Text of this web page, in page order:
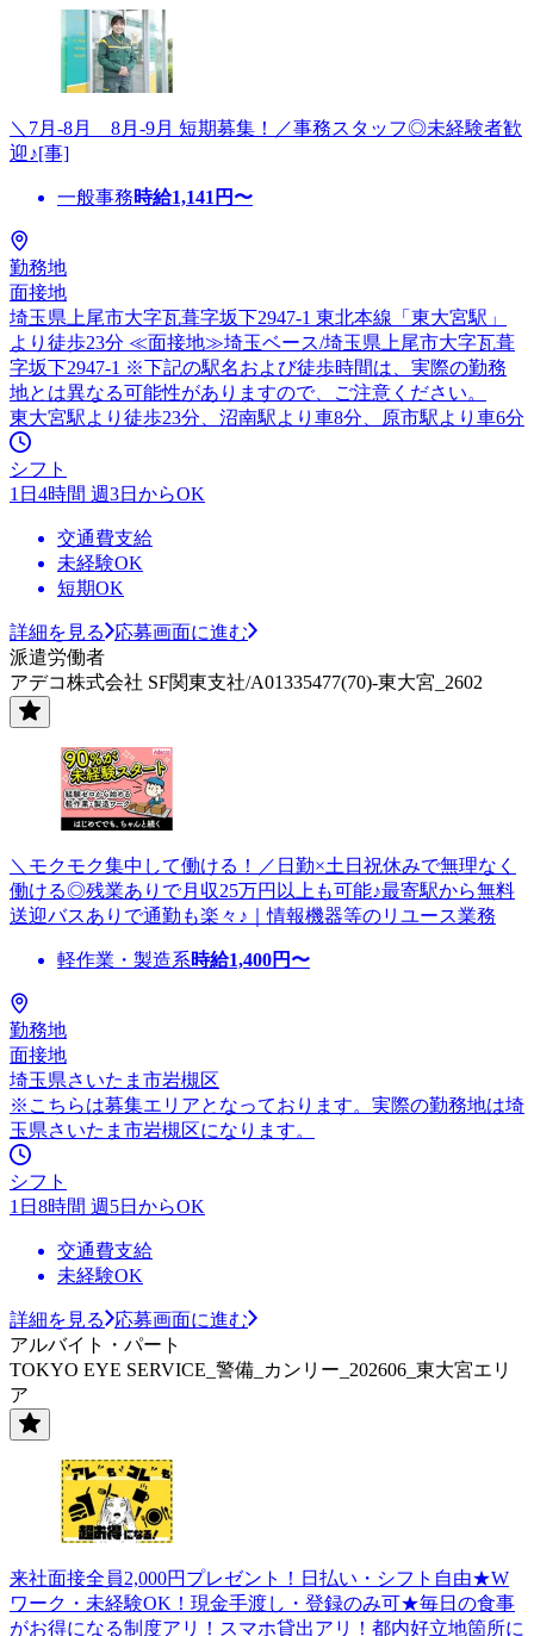
＼7月-8月 8月-9月 短期募集！／事務スタッフ◎未経験者歓
迎♪[事]
一般事務時給1,141 円〜
勤務地
面接地
埼玉県上尾市大字瓦葺字坂下2947-1 東北本線「東大宮駅」
より徒歩23分 ≪面接地≫埼玉ベース/埼玉県上尾市大字瓦葺
字坂下2947-1 ※下記の駅名および徒歩時間は、実際の勤務
地とは異なる可能性がありますので、ご注意ください。
東大宮駅より徒歩23分、沼南駅より車8分、原市駅より車6分
シフト
1日4時間 週3日からOK
交通費支給
未経験OK
短期OK
詳細を見る
応募画面に進む
派遣労働者
アデコ株式会社 SF関東支社/A01335477(70)-東大宮_2602
＼モクモク集中して働ける！／日勤×土日祝休みで無理なく
働ける◎残業ありで月収25万円以上も可能♪最寄駅から無料
送迎バスありで通勤も楽々♪｜情報機器等のリユース業務
軽作業・製造系時給1,400円〜
勤務地
面接地
埼玉県さいたま市岩槻区
※こちらは募集エリアとなっております。実際の勤務地は埼
玉県さいたま市岩槻区になります。
シフト
1日8時間 週5日からOK
交通費支給
未経験OK
詳細を見る
応募画面に進む
アルバイト・パート
TOKYO EYE SERVICE_警備_カンリー_202606_東大宮エリ
ア
来社面接全員2,000円プレゼント！日払い・シフト自由★W
ワーク・未経験OK！現金手渡し・登録のみ可★毎日の食事
がお得になる制度アリ！スマホ貸出アリ！都内好立地箇所に